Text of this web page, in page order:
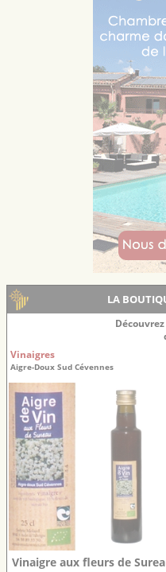
LA
Vinaigres
Aigre-Doux Sud Cévennes
Vinaigre aux fleurs de